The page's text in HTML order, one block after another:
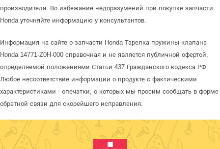
производителя. Во избежание недоразумений при покупке запчасти
Honda уточняйте информацию у консультантов.
Информация на сайте о запчасти Honda Тарелка пружины клапана
Honda 14771-Z0H-000 справочная и не является публичной офертой,
определяемой положениями Статьи 437 Гражданского кодекса РФ.
Любое несоответствие информации о продукте с фактическими
характеристиками - опечатки, о которых мы просим сообщать в форме
обратной связи для скорейшего исправления.